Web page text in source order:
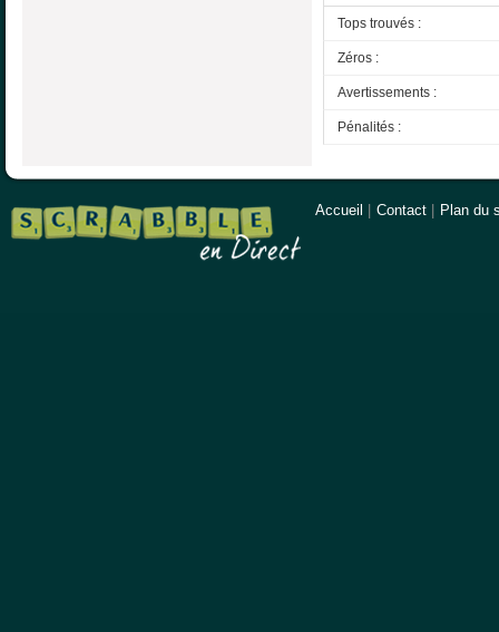
Tops trouvés :
Zéros :
Avertissements :
Pénalités :
Accueil Contact Plan du